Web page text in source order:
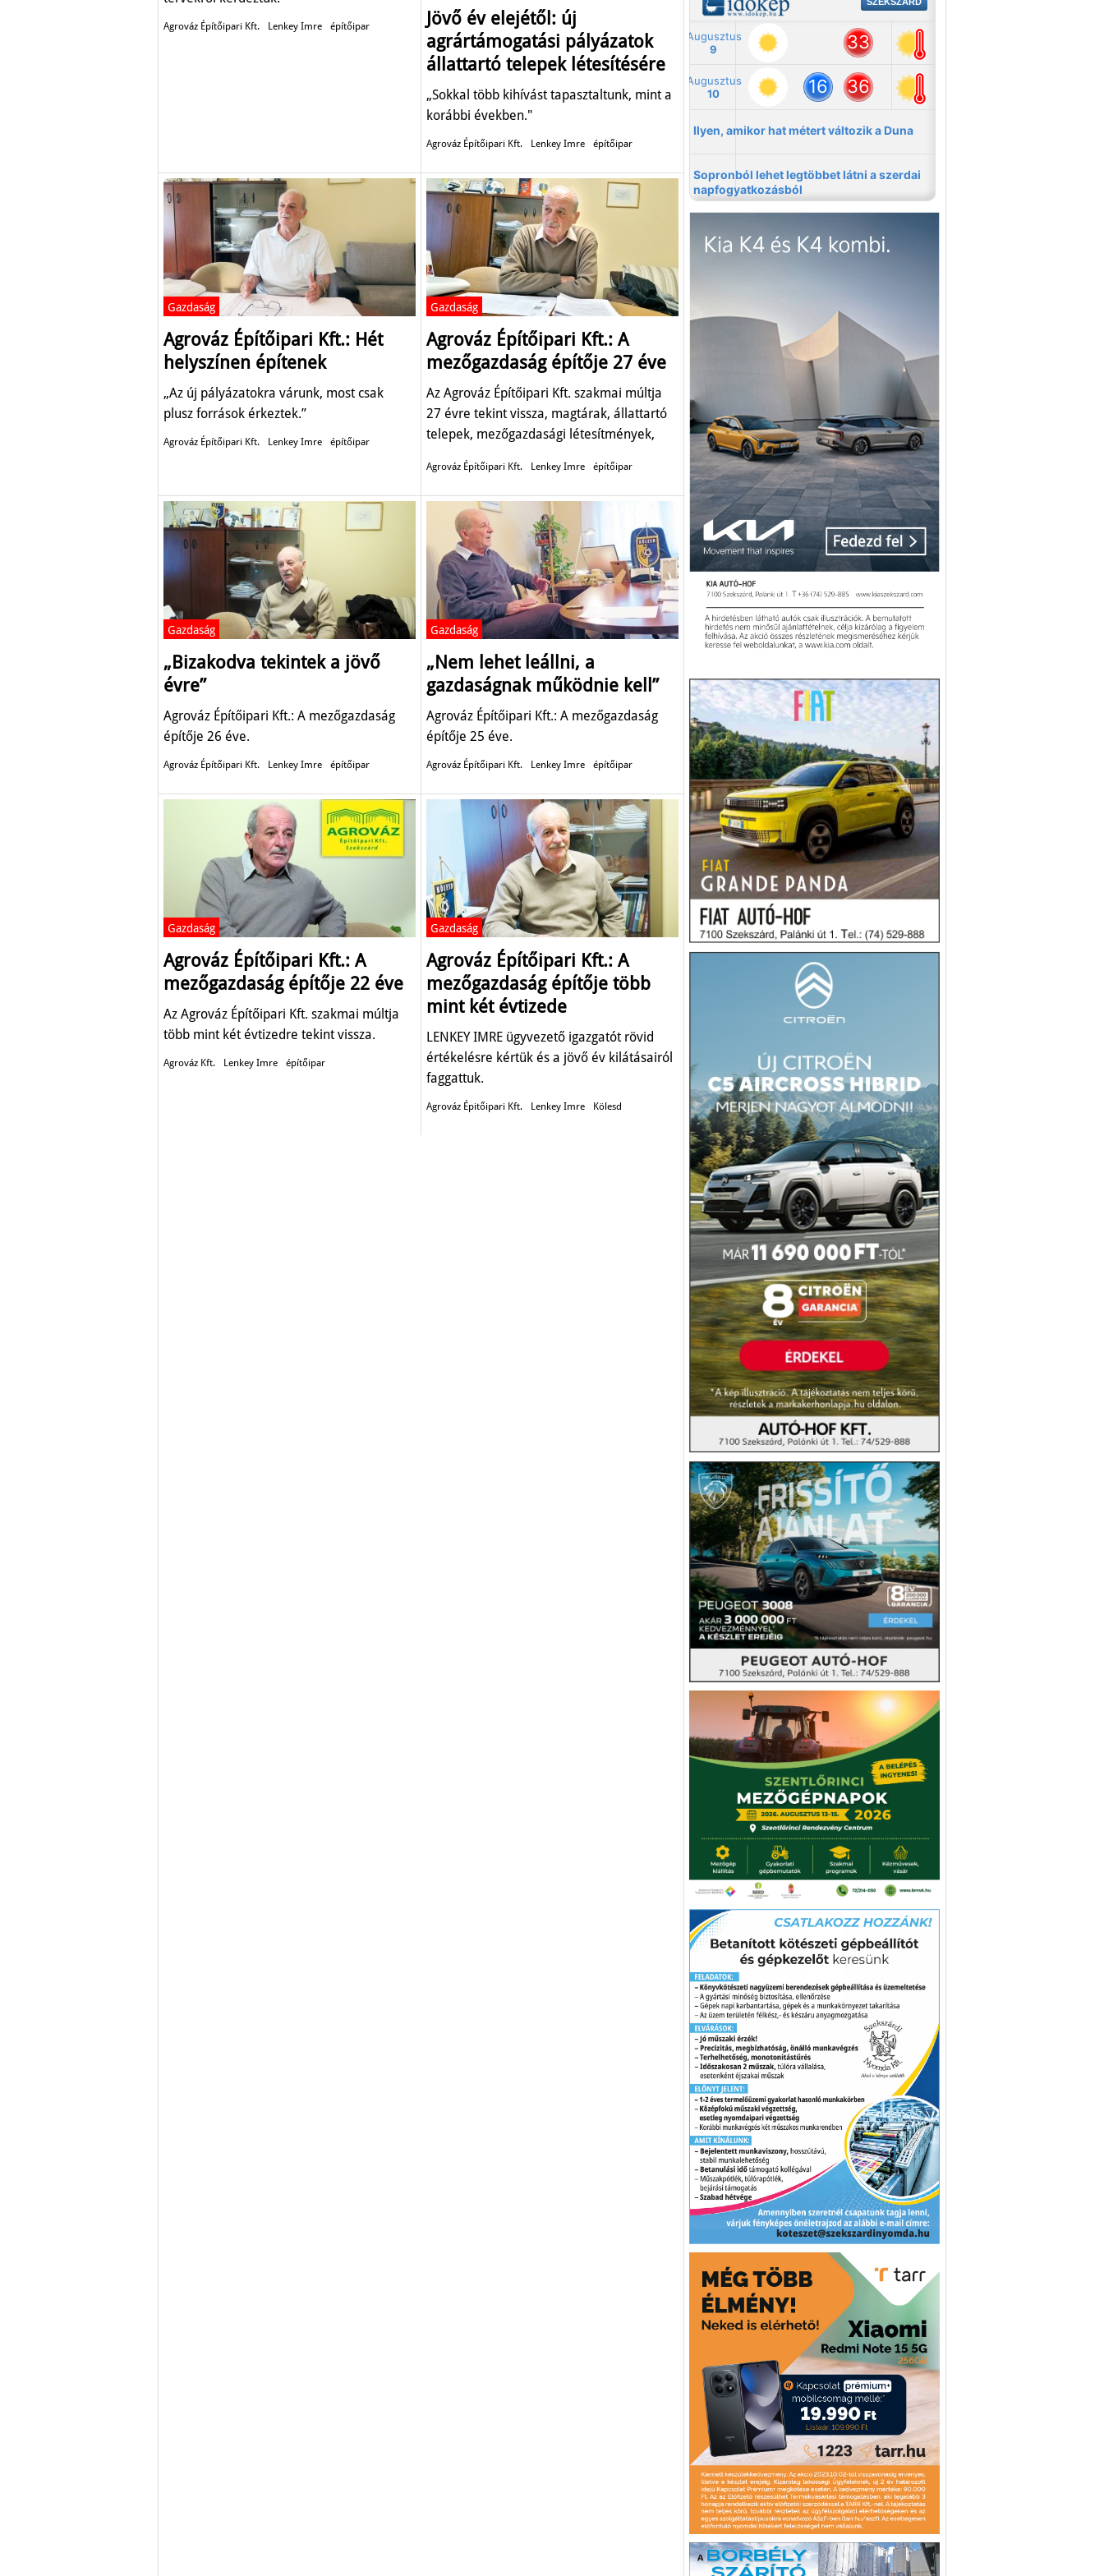
Agrováz Építőipari Kft. Lenkey Imre építőipar
Jövő év elejétől: új
agrártámogatási pályázatok
állattartó telepek létesítésére
„Sokkal több kihívást tapasztaltunk, mint a
korábbi években."
Agrováz Építőipari Kft. Lenkey Imre építőipar
Gazdaság
Agrováz Építőipari Kft.: Hét
helyszínen építenek
„Az új pályázatokra várunk, most csak
plusz források érkeztek.”
Agrováz Építőipari Kft. Lenkey Imre építőipar
Gazdaság
Agrováz Építőipari Kft.: A
mezőgazdaság építője 27 éve
Az Agrováz Építőipari Kft. szakmai múltja
27 évre tekint vissza, magtárak, állattartó
telepek, mezőgazdasági létesítmények,
országszerte.
Agrováz Építőipari Kft. Lenkey Imre építőipar
Gazdaság
„Bizakodva tekintek a jövő
évre”
Agrováz Építőipari Kft.: A mezőgazdaság
építője 26 éve.
Agrováz Építőipari Kft. Lenkey Imre építőipar
Gazdaság
„Nem lehet leállni, a
gazdaságnak működnie kell”
Agrováz Építőipari Kft.: A mezőgazdaság
építője 25 éve.
Agrováz Építőipari Kft. Lenkey Imre építőipar
Gazdaság
Agrováz Építőipari Kft.: A
mezőgazdaság építője 22 éve
Az Agrováz Építőipari Kft. szakmai múltja
több mint két évtizedre tekint vissza.
Agrováz Kft. Lenkey Imre építőipar
Gazdaság
Agrováz Építőipari Kft.: A
mezőgazdaság építője több
mint két évtizede
LENKEY IMRE ügyvezető igazgatót rövid
értékelésre kértük és a jövő év kilátásairól
faggattuk.
Agrováz Épitőipari Kft. Lenkey Imre Kölesd